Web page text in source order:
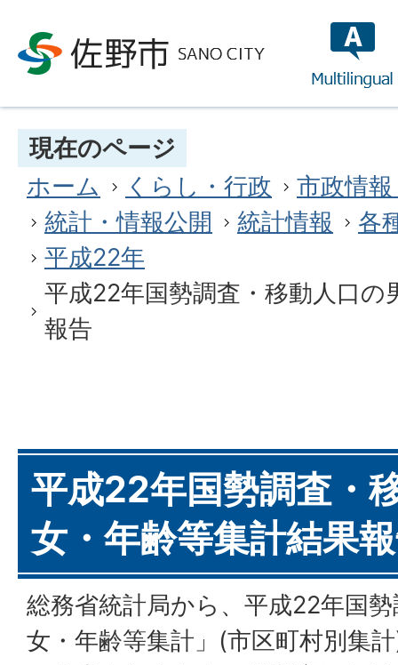
現在のページ
ホーム
くらし・行政
市政情
統計・情報公開
統計情報
各
平成22年
平成22年国勢調査・移動人口の
報告
平成22年国勢調査・
女・年齢等集計結果
総務省統計局から、平成22年国
女・年齢等集計」(市区町村別集